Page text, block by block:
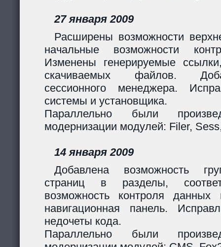
27 января 2009
Расширены возможности
начальные возможности
Изменены генерируемые
скачиваемых файлов.
сессионного менеджера.
системы и установщика.
Параллельно были
модернизации модулей: Filer,
14 января 2009
Добавлена возможность
страниц в разделы,
возможность контроля
навигационная панель.
недочеты кода.
Параллельно были